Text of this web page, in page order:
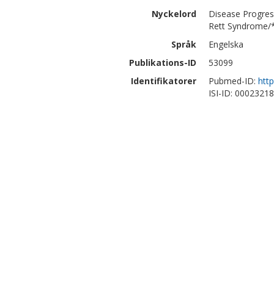
Nyckelord
Disease
Rett
Språk
Engelska
Publikations-ID
53099
Identifikatorer
Pubmed-ID:
ISI-ID: